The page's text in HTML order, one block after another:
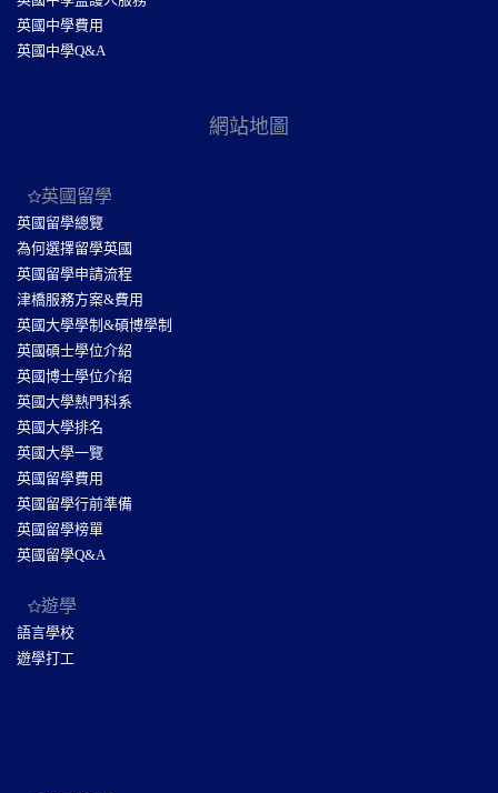
英國中學費用
英國中學Q&A
網站地圖
英國留學
英國留學總覽
為何選擇留學英國
英國留學申請流程
津橋服務方案&費用
英國大學學制&碩博學制
英國碩士學位介紹
英國博士學位介紹
英國大學熱門科系
英國大學排名
英國大學一覽
英國留學費用
英國留學行前準備
英國留學榜單
英國留學Q&A
遊學
語言學校
遊學打工